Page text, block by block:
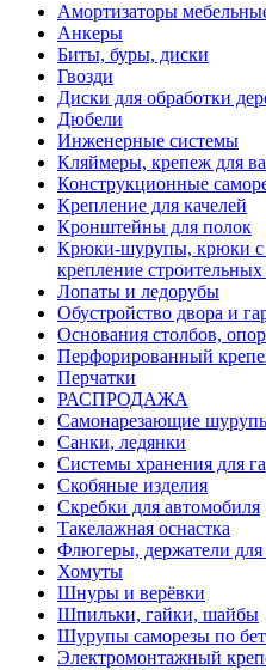
Амортизаторы
Анкеры
Биты, буры, диски
Гвозди
Диски для обработки
Дюбели
Инженерные системы
Кляймеры, крепеж для
Конструкционные
Крепление для качелей
Кронштейны для полок
Крюки-шурупы, крюки с
крепление строительных
Лопаты и ледорубы
Обустройство двора и
Основания столбов,
Перфорированный
Перчатки
РАСПРОДАЖА
Самонарезающие шурупы
Санки, ледянки
Системы хранения для
Скобяные изделия
Скребки для автомобиля
Такелажная оснастка
Флюгеры, держатели для
Хомуты
Шнуры и верёвки
Шпильки, гайки, шайбы
Шурупы саморезы по
Электромонтажный